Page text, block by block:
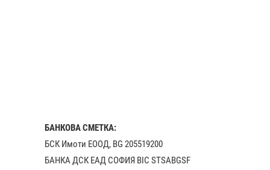
БАНКОВА СМЕТКА:
БСК Имоти ЕООД, BG 205519200
БАНКА ДСК EАД СОФИЯ BIC STSABGSF